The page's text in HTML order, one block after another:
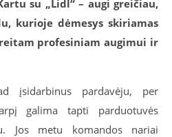
su „Lidl“ – augi greičiau,
kurioje dėmesys skiriamas
profesiniam augimui ir
įsidarbinus pardavėju, per
galima tapti parduotuvės
Jos metu komandos nariai